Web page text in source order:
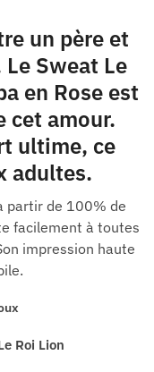
un père et
Sweat Le
en Rose est
cet amour.
ultime, ce
adultes.
partir de 100% de
facilement à toutes
impression haute
Roi Lion